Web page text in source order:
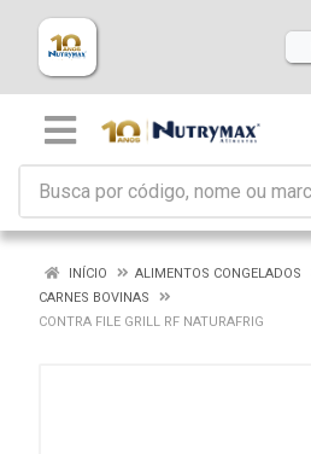
INÍCIO
ALIMENTOS CONGELADOS
CARNES BOVINAS
CONTRA FILE GRILL RF NATURAFRIG